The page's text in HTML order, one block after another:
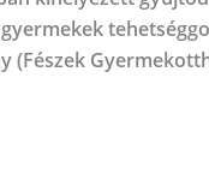
(Fészek